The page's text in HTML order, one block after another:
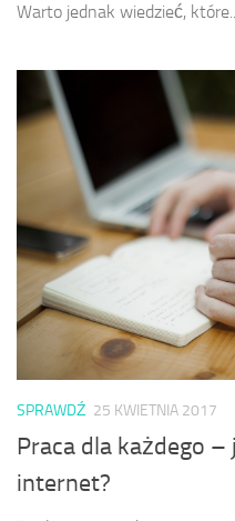
Warto jednak wiedzieć,
SPRAWDŹ 25 KWIETNIA 2017
Praca dla każdego
internet?